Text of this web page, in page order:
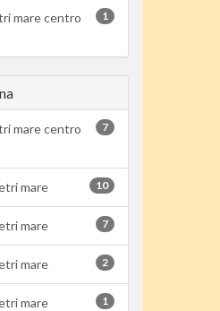
1
mare centro
7
mare centro
10
mare
7
mare
2
mare
1
mare